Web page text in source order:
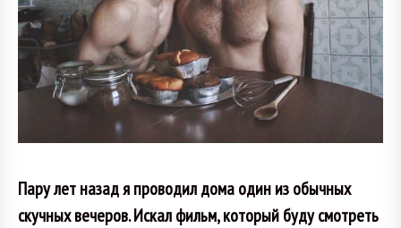
Пару лет назад я проводил дома один из обычных
скучных вечеров. Искал фильм, который буду смотреть